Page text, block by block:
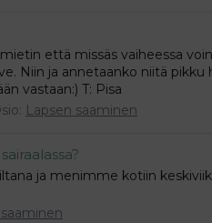
että missäs vaiheessa
Niin ja annetaanko niitä pikku
vastaan:) T: Pisa
Lapsen saaminen
ja menimme kotiin